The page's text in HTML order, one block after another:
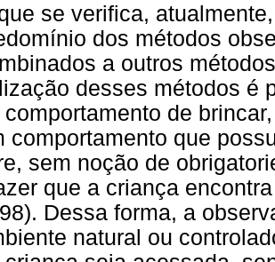
se verifica,
dos métodos
a outros
desses métodos é
comportamento de
comportamento que
sem noção de
que a criança
Dessa forma, a
natural ou